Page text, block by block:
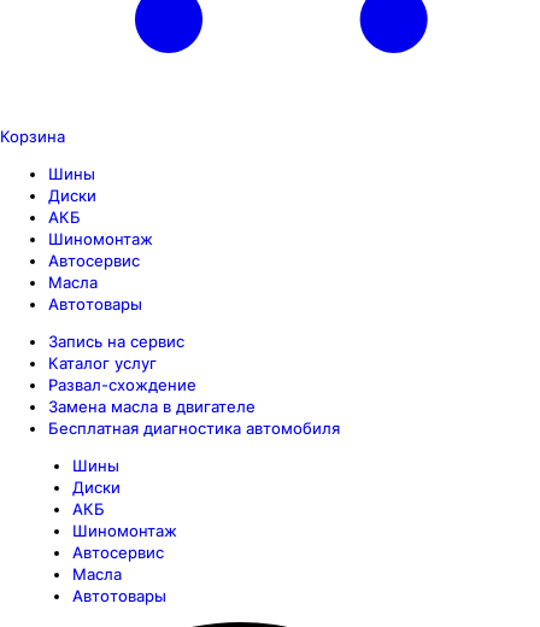
Корзина
Шины
Диски
АКБ
Шиномонтаж
Автосервис
Масла
Автотовары
Запись на сервис
Каталог услуг
Развал-схождение
Замена масла в двигателе
Бесплатная диагностика автомобиля
Шины
Диски
АКБ
Шиномонтаж
Автосервис
Масла
Автотовары